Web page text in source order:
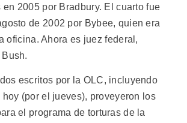
en 2005 por Bradbury. El cuarto fue
de 2002 por Bybee, quien era
oficina. Ahora es juez federal,
escritos por la OLC, incluyendo
hoy (por el jueves), proveyeron los
el programa de torturas de la